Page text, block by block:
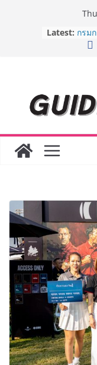
Latest: เจา
จ่า
กลุ่ม
3 ปี
กร
ระดั
พาณิ
“ตล
สด ด
ภัณฑ์
และ
บริก
ครั้ง
สำร